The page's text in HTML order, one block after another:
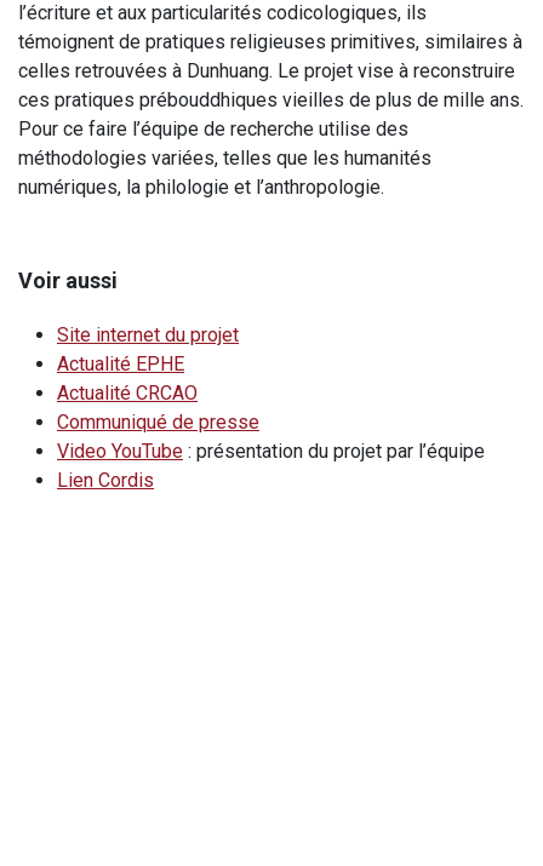
l’écriture et aux particularités codicologiques, ils
témoignent de pratiques religieuses primitives, similaires à
celles retrouvées à Dunhuang. Le projet vise à reconstruire
ces pratiques prébouddhiques vieilles de plus de mille ans.
Pour ce faire l’équipe de recherche utilise des
méthodologies variées, telles que les humanités
numériques, la philologie et l’anthropologie.
Voir aussi
Site internet du projet
Actualité EPHE
Actualité CRCAO
Communiqué de presse
Video YouTube : présentation du projet par l’équipe
Lien Cordis